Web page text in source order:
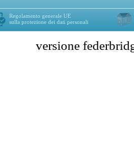
Regolamento generale UE
sulla protezione dei dati personali
versione